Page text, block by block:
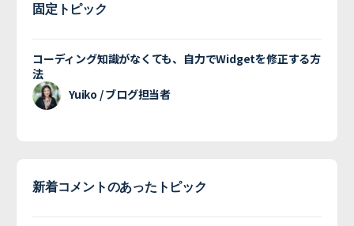
固定トピック
コーディング知識がなくても、自力でWidgetを修正する方
法
Yuiko / ブログ担当者
新着コメントのあったトピック